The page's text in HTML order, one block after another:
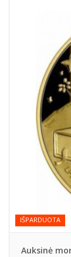
IŠPARDUOTA
Auksinė